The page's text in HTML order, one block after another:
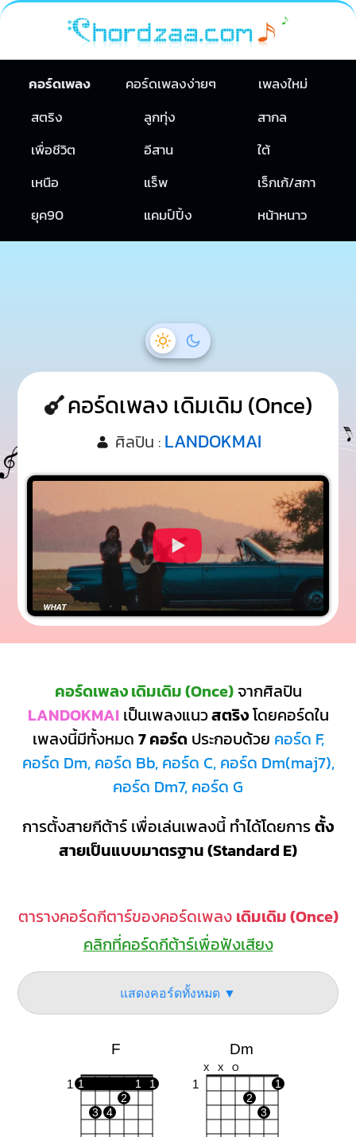
คอร์ดเพลง คอร์ดเพลงง่ายๆ
เพลงใหม่
สตริง
ลูกทุ่ง
สากล
เพื่อชีวิต
อีสาน
ใต้
เหนือ
แร็พ
เร็กเก้/สกา
ยุค90
แคมป์ปิ้ง หน้าหนาว
คอร์ดเพลง เดิมเดิม (Once)
ศิลปิน : LANDOKMAI
คอร์ดเพลง เดิมเดิม (Once)จากศิลปิน
LANDOKMAIเป็นเพลงแนวสตริงโดยคอร์ดใน
เพลงนี้มีทั้งหมด 7 คอร์ด ประกอบด้วย คอร์ด F,
คอร์ด Dm, คอร์ด Bb, คอร์ด C, คอร์ด Dm(maj7),
คอร์ด Dm7, คอร์ด G
การตั้งสายกีต้าร์ เพื่อเล่นเพลงนี้ ทำได้โดยการตั้ง
สายเป็นแบบมาตรฐาน (Standard E)
ตารางคอร์ดกีตาร์ของคอร์ดเพลง เดิมเดิม (Once)
คลิกที่คอร์ดกีต้าร์เพื่อฟังเสียง
แสดงคอร์ดทั้งหมด ▼
F
1 1 1
1
2
3
4
Dm
X X O
1
1
2
3